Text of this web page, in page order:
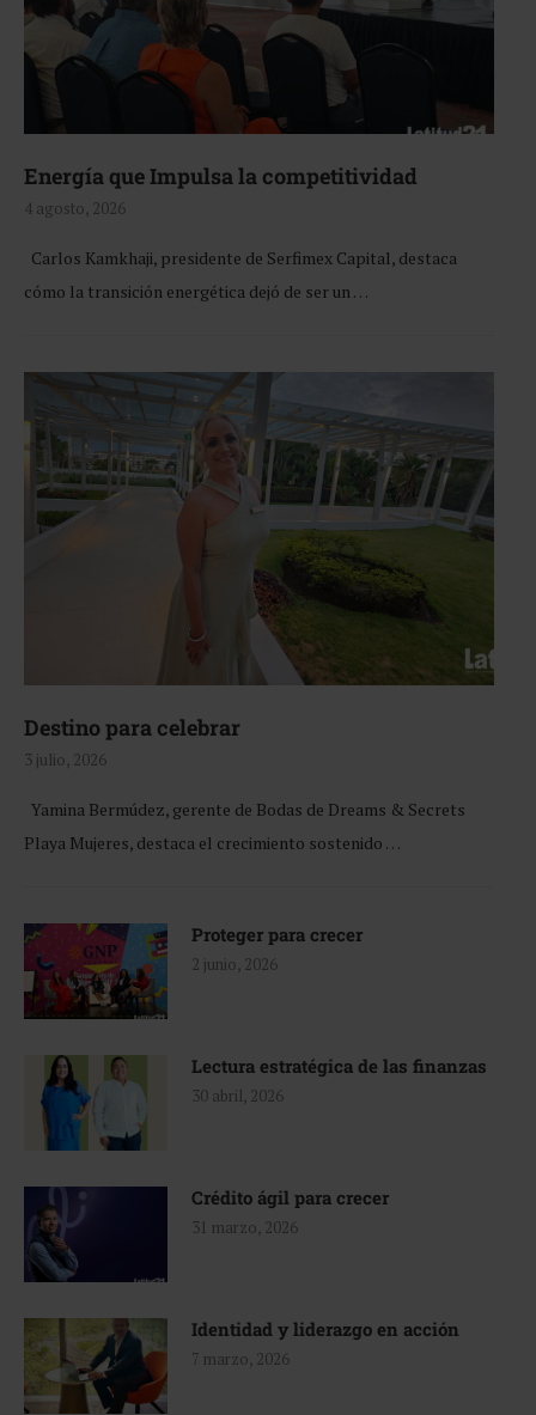
Energía que Impulsa la competitividad
4 agosto, 2026
Carlos Kamkhaji, presidente de Serfimex Capital, destaca
cómo la transición energética dejó de ser un …
Destino para celebrar
3 julio, 2026
Yamina Bermúdez, gerente de Bodas de Dreams & Secrets
Playa Mujeres, destaca el crecimiento sostenido …
Proteger para crecer
2 junio, 2026
Lectura estratégica de las finanzas
30 abril, 2026
Crédito ágil para crecer
31 marzo, 2026
Identidad y liderazgo en acción
7 marzo, 2026